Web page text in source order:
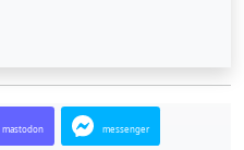
mastodon messenger